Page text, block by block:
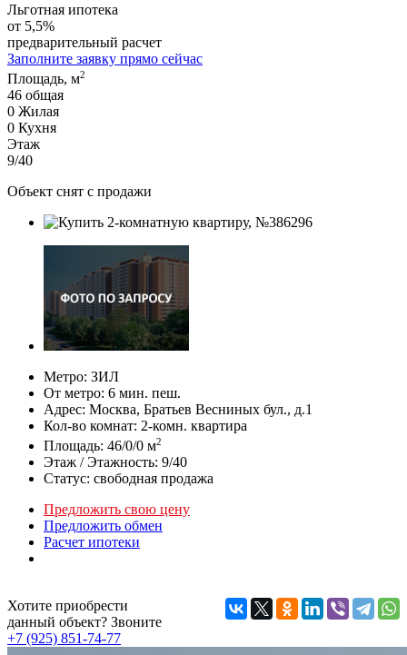
Льготная ипотека
от 5,5%
предварительный расчет
Заполните заявку прямо сейчас
Площадь, м2
46 общая
0 Жилая
0 Кухня
Этаж
9/40
Объект снят с продажи
Метро: ЗИЛ
От метро: 6 мин. пеш.
Адрес: Москва, Братьев Весниных бул., д.1
Кол-во комнат: 2-комн. квартира
Площадь: 46/0/0 м2
Этаж / Этажность: 9/40
Статус: свободная продажа
Предложить свою цену
Предложить обмен
Расчет ипотеки
Хотите приобрести
данный объект? Звоните
+7 (925) 851-74-77